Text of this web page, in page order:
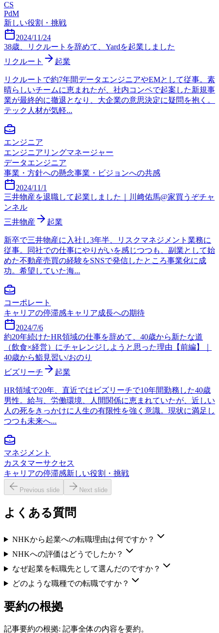
CS
PdM
新しい役割・挑戦
2024/11/24
38歳、リクルートを辞めて、Yardを起業しました
リクルート
起業
リクルートで約7年間データエンジニアやEMとして従事。素
晴らしいチームに恵まれたが、社内コンペで起案した新規事
業が最終的に撤退となり、大企業の意思決定に疑問を抱く。
テック人材が気軽...
エンジニア
エンジニアリングマネージャー
データエンジニア
事業・方針への懸念事業・ビジョンへの共感
2024/11/1
三井物産を退職して起業しました｜川﨑佑馬@家買うぞチャ
ンネル
三井物産
起業
新卒で三井物産に入社し3年半、リスクマネジメント業務に
従事。同社での仕事にやりがいを感じつつも、副業として始
めた不動産売買の経験をSNSで発信したところ事業化に成
功。希望していた海...
コーポレート
キャリアの停滞感キャリア成長への期待
2024/7/6
約20年続けたHR領域の仕事を辞めて、40歳から新たな道
（飲食×経営）にチャレンジしようと思った理由【前編】｜
40歳から鮨見習い/おのり
ビズリーチ
起業
HR領域で20年、直近ではビズリーチで10年間勤務した40歳
男性。給与、労働環境、人間関係に恵まれていたが、近しい
人の死をきっかけに人生の有限性を強く意識。現状に満足し
つつも未来へ...
マネジメント
カスタマーサクセス
キャリアの停滞感新しい役割・挑戦
Previous slide Next slide
よくある質問
NHKから起業への転職理由は何ですか？
NHKへの評価はどうでしたか？
なぜ起業を転職先として選んだのですか？
どのような職種での転職ですか？
要約の根拠
記事要約の根拠: 記事全体の内容を要約。